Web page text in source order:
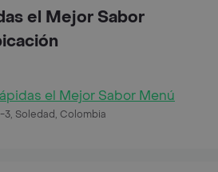
el Mejor Sabor
el Mejor Sabor Menú
3, Soledad, Colombia